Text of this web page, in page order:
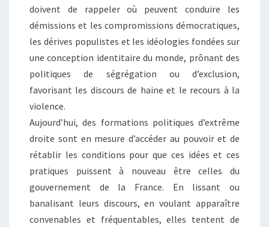
doivent de rappeler où peuvent conduire les
démissions et les compromissions démocratiques,
les dérives populistes et les idéologies fondées sur
une conception identitaire du monde, prônant des
politiques de ségrégation ou d’exclusion,
favorisant les discours de haine et le recours à la
violence.
Aujourd’hui, des formations politiques d’extrême
droite sont en mesure d’accéder au pouvoir et de
rétablir les conditions pour que ces idées et ces
pratiques puissent à nouveau être celles du
gouvernement de la France. En lissant ou
banalisant leurs discours, en voulant apparaître
convenables et fréquentables, elles tentent de